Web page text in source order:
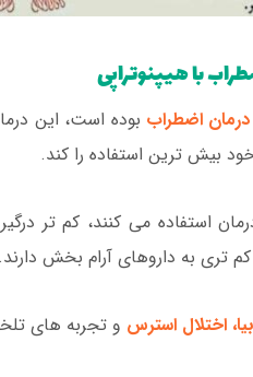
با هیپنوتراپی
درمان اضطراب بوده است، این
بیش ترین استفاده را کند.
استفاده می کنند، کم تر درگیر
کم تری به داروهای آرام بخش دارند.
اختلال استرس و تجربه های